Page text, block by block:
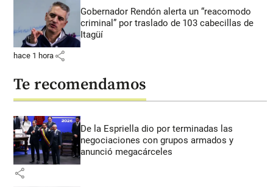
Gobernador Rendón alerta un “reacomodo
criminal” por traslado de 103 cabecillas de
Itagüí
hace 1 hora share
Te recomendamos
De la Espriella dio por terminadas las
negociaciones con grupos armados y
anunció megacárceles
share